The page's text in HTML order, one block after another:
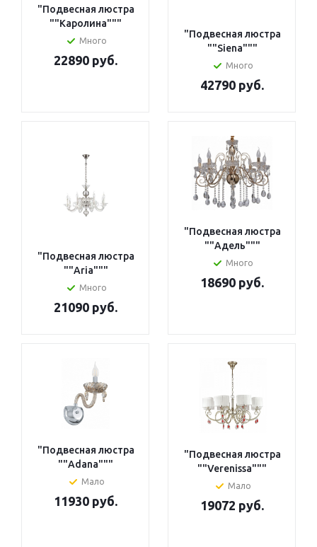
"Подвесная люстра
""Каролина"""
Много
22890 руб.
"Подвесная люстра
""Siena"""
Много
42790 руб.
"Подвесная люстра
""Aria"""
Много
21090 руб.
"Подвесная люстра
""Адель"""
Много
18690 руб.
"Подвесная люстра
""Adana"""
Мало
11930 руб.
"Подвесная люстра
""Verenissa"""
Мало
19072 руб.